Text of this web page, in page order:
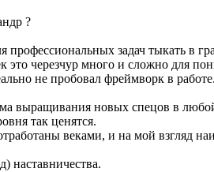
?
задач тыкать в
это черезчур много и сложно для
не пробовал фреймворк в
выращивания новых спецов в
так ценятся.
веками, и на мой взгляд
наставничества.